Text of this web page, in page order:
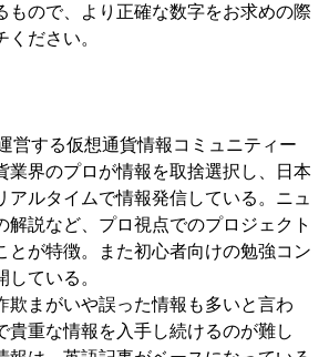
もので、より正確な数字をお求めの際
ださい。
営する仮想通貨情報コミュニティー
業界のプロが情報を取捨選択し、日本
アルタイムで情報発信している。ニュ
解説など、プロ視点でのプロジェクト
とが特徴。また初心者向けの勉強コン
ている。
欺まがいや誤った情報も多いと言わ
貴重な情報を入手し続けるのが難し